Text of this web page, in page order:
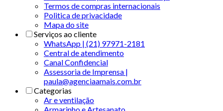
Termos de compras internacionais
Politica de privacidade
Mapa do site
Serviços ao cliente
WhatsApp | (21) 97971-2181
Central de atendimento
Canal Confidencial
Assessoria de Imprensa |
paula@agenciaamais.com.br
Categorias
Ar e ventilação